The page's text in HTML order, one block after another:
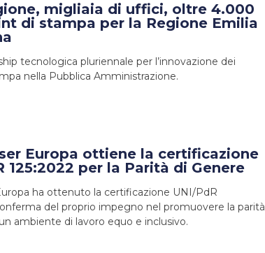
migliaia di uffici, oltre 4.000
di stampa per la Regione Emilia
tecnologica pluriennale per l’innovazione dei
nella Pubblica Amministrazione.
Europa ottiene la certificazione
125:2022 per la Parità di Genere
ha ottenuto la certificazione UNI/PdR
del proprio impegno nel promuovere la parità
ambiente di lavoro equo e inclusivo.